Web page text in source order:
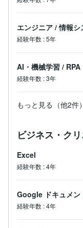
・業務管理・予
・メルカリ／
・株価・信用取
・RPAツールを
・Gmail／Slack
・AIチャットボッ
ます。
エンジニア / 情報シ
経験年数 :5年
AI・機械学習 /
経験年数 :3年
もっと見る（他2件）
ビジネス・ク
Excel
経験年数 :4年
Google ドキュメン
経験年数 :4年